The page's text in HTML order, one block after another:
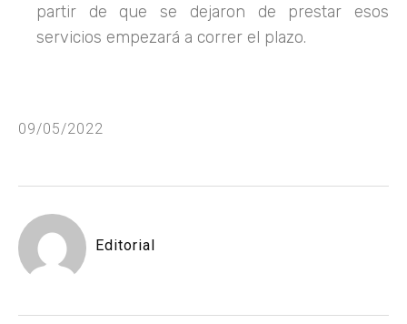
partir de que se dejaron de prestar esos
servicios empezará a correr el plazo.
09/05/2022
Editorial